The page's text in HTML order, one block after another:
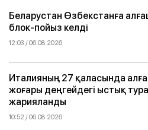
Беларустан Өзбекстанға
блок-пойыз келді
12:03 / 06.08.2026
Италияның 27 қаласында
жоғары деңгейдегі ыстық
жарияланды
10:52 / 06.08.2026